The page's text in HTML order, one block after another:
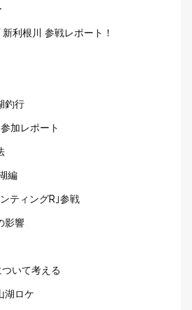
利根川 参戦レポート！
釣行
加レポート
編
ティングR｣参戦
影響
いて考える
湖ロケ